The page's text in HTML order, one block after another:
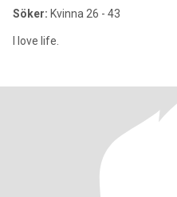
Söker: Kvinna 26 - 43
I love life.